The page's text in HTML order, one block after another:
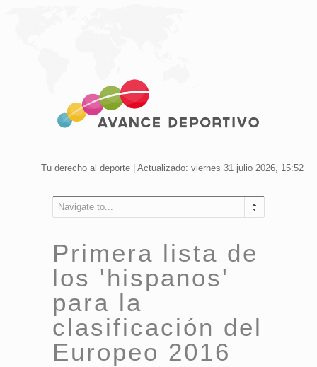
Tu derecho al deporte | Actualizado: viernes 31 julio 2026, 15:52
Navigate to...
Primera lista de
los 'hispanos'
para la
clasificación del
Europeo 2016